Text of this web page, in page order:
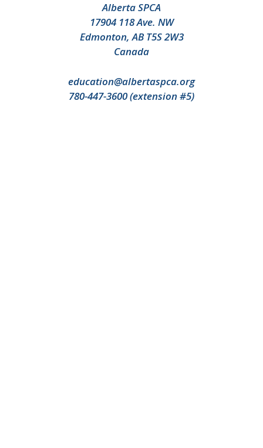
Alberta SPCA
17904 118 Ave. NW
Edmonton, AB T5S 2W3
Canada
education@albertaspca.org
780-447-3600 (extension #5)